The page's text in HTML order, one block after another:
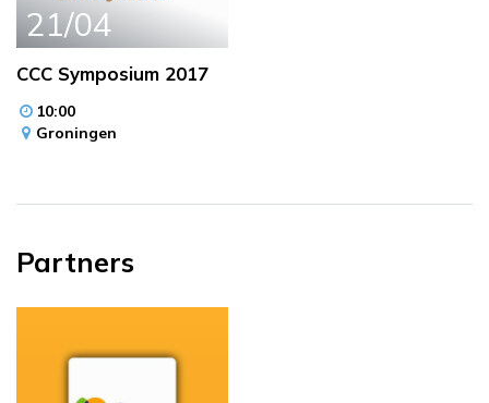
21/04
CCC Symposium 2017
10:00
Groningen
Partners